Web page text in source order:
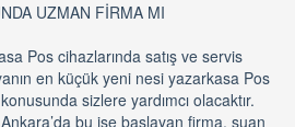
ANKARA İLETIŞIM
UZMAN FİRMA MI
Pos cihazlarında satış ve servis
en küçük yeni nesi yazarkasa Pos
sizlere yardımcı olacaktır.
bu işe başlayan firma, şuan